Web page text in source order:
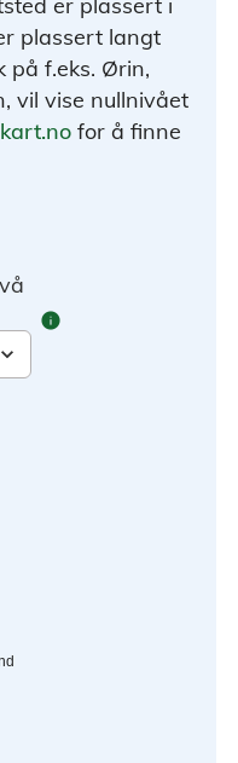
plassert langt
på f.eks. Ørin,
vil vise nullnivået
for å finne
info